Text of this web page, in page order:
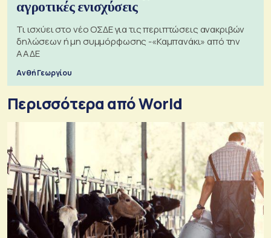
αγροτικές ενισχύσεις
Τι ισχύει στο νέο ΟΣΔΕ για τις περιπτώσεις ανακριβών
δηλώσεων ή μη συμμόρφωσης -«Καμπανάκι» από την
ΑΑΔΕ
Ανθή Γεωργίου
Περισσότερα από World